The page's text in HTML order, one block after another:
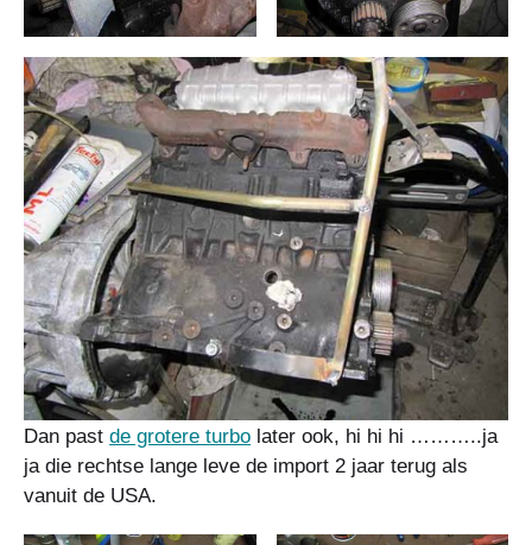
Dan past de grotere turbo later ook, hi hi hi ………..ja
ja die rechtse lange leve de import 2 jaar terug als
vanuit de USA.